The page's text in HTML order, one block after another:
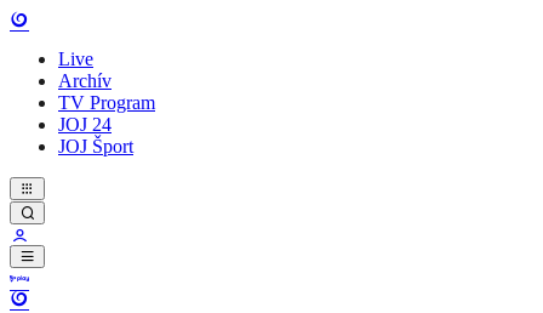
Live
Archív
TV Program
JOJ 24
JOJ Šport